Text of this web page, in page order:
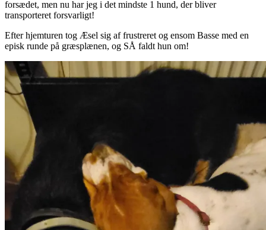
forsædet, men nu har jeg i det mindste 1 hund, der bliver
transporteret forsvarligt!
Efter hjemturen tog Æsel sig af frustreret og ensom Basse med en
episk runde på græsplænen, og SÅ faldt hun om!